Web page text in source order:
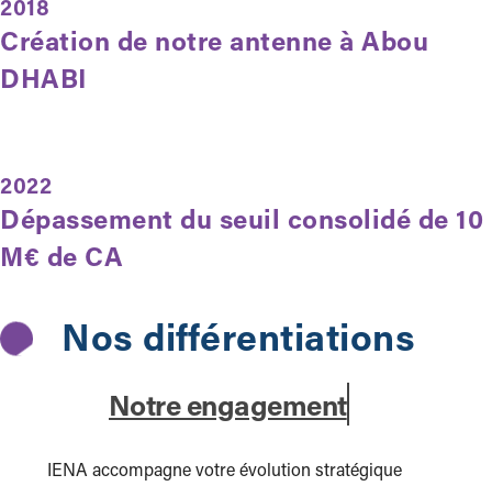
2018
Création de notre antenne à Abou
DHABI
2022
Dépassement du seuil consolidé de 10
M€ de CA
Nos différentiations
Notre engagement
IENA accompagne votre évolution stratégique